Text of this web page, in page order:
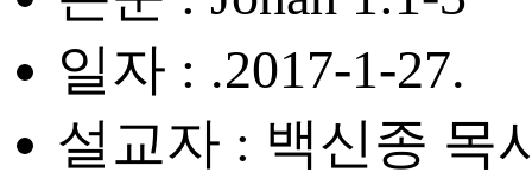
일자 : .2017-1-27.
설교자 : 백신종 목